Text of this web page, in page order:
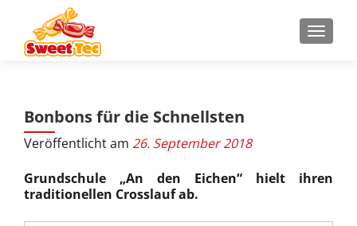
MENU
Bonbons für die Schnellsten
Veröffentlicht am 26. September 2018
Grundschule „An den Eichen“ hielt ihren
traditionellen Crosslauf ab.